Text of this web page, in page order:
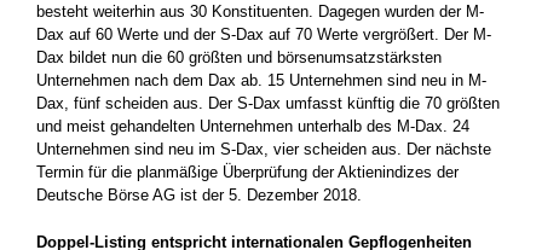
besteht weiterhin aus 30 Konstituenten. Dagegen wurden der M-
Dax auf 60 Werte und der S-Dax auf 70 Werte vergrößert. Der M-
Dax bildet nun die 60 größten und börsenumsatzstärksten
Unternehmen nach dem Dax ab. 15 Unternehmen sind neu in M-
Dax, fünf scheiden aus. Der S-Dax umfasst künftig die 70 größten
und meist gehandelten Unternehmen unterhalb des M-Dax. 24
Unternehmen sind neu im S-Dax, vier scheiden aus. Der nächste
Termin für die planmäßige Überprüfung der Aktienindizes der
Deutsche Börse AG ist der 5. Dezember 2018.
Doppel-Listing entspricht internationalen Gepflogenheiten